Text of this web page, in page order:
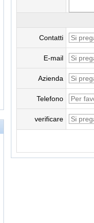
Contatti
E-mail
Azienda
Telefono
verificare